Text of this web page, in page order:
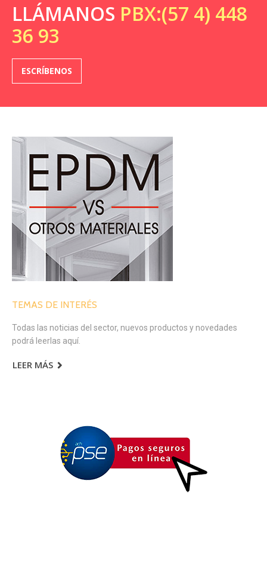
LLÁMANOS PBX:(57 4) 448
36 93
ESCRÍBENOS
TEMAS DE INTERÉS
Todas las noticias del sector, nuevos productos y novedades
podrá leerlas aquí.
LEER MÁS